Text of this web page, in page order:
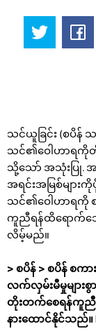
သင်ယူခြင်း (စပိန်
သင်၏ဝေါဟာရကိုတို
သို့သော် အသုံးပြု. အ
အရင်းအမြစ်မျာ
သင်၏ဝေါဟာရကို
ကူညီရန်ထိရောက်သ
လိမ့်မည်။
> စပိန် > စပိန် စက
လက်လှမ်းမီမှုမျ
တိုးတက်စေရန်ကူ
နားထောင်နိုင်သည်။